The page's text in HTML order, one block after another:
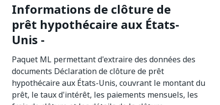
Informations de clôture de
prêt hypothécaire aux États-
Unis -
Paquet ML permettant d'extraire des données des
documents Déclaration de clôture de prêt
hypothécaire aux États-Unis, couvrant le montant du
prêt, le taux d'intérêt, les paiements mensuels, les